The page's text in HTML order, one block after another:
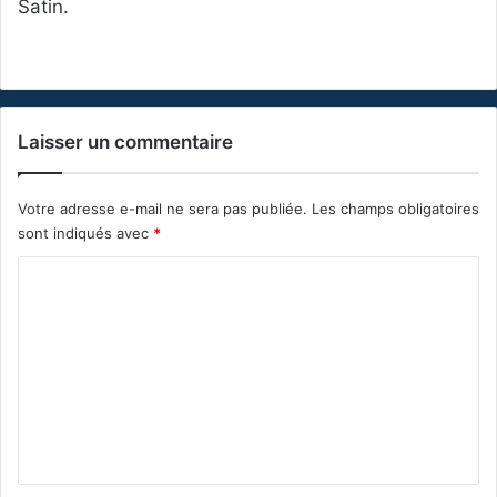
Satin.
Laisser un commentaire
Votre adresse e-mail ne sera pas publiée. Les champs obligatoires
sont indiqués avec *